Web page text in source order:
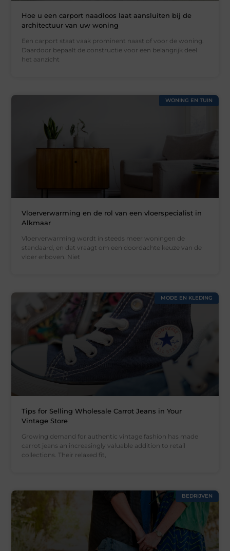
Hoe u een carport naadloos laat aansluiten bij de
architectuur van uw woning
Een carport staat vaak prominent naast of voor de woning.
Daardoor bepaalt de constructie voor een belangrijk deel
het aanzicht
WONING EN TUIN
Vloerverwarming en de rol van een vloerspecialist in
Alkmaar
Vloerverwarming wordt in steeds meer woningen de
standaard, en dat vraagt om een doordachte keuze van de
vloer erboven. Niet
MODE EN KLEDING
Tips for Selling Wholesale Carrot Jeans in Your
Vintage Store
Growing demand for authentic vintage fashion has made
carrot jeans an increasingly valuable addition to retail
collections. Their relaxed fit,
BEDRIJVEN